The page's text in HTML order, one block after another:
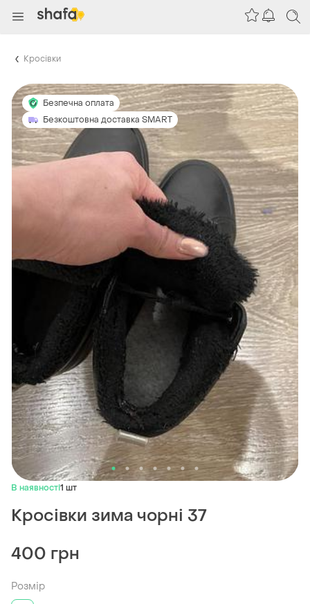
Кросівки
Безпечна оплата
Безкоштовна доставка SMART
В наявності1 шт
Кросівки зима чорні 37
400 грн
Розмір